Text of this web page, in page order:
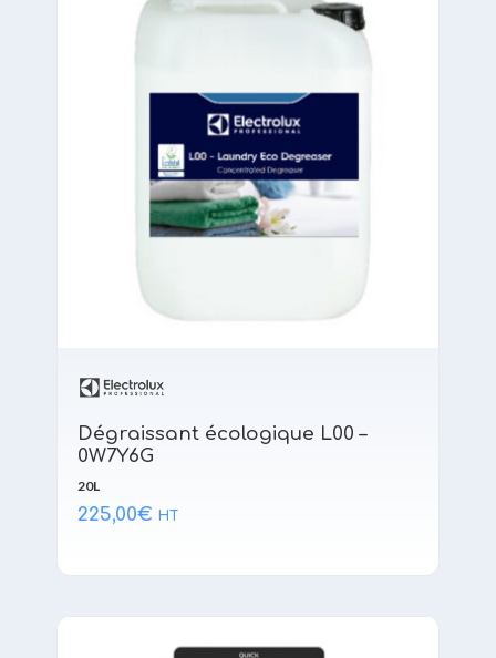
Dégraissant écologique L00 –
0W7Y6G
20L
225,00€ HT